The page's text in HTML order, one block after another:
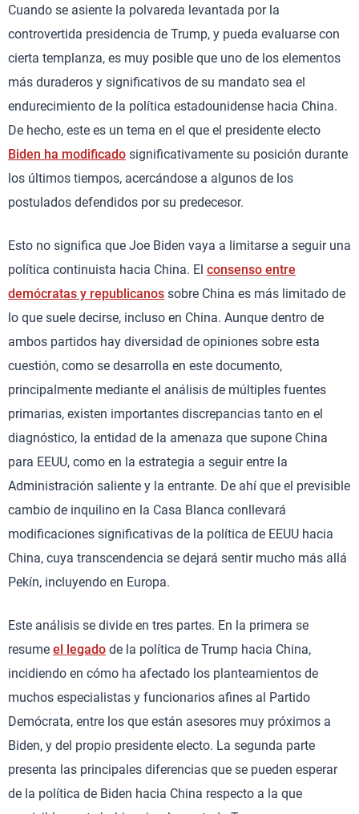
Cuando se asiente la polvareda levantada por la
controvertida presidencia de Trump, y pueda evaluarse con
cierta templanza, es muy posible que uno de los elementos
más duraderos y significativos de su mandato sea el
endurecimiento de la política estadounidense hacia China.
De hecho, este es un tema en el que el presidente electo
Biden ha modificado significativamente su posición durante
los últimos tiempos, acercándose a algunos de los
postulados defendidos por su predecesor.
Esto no significa que Joe Biden vaya a limitarse a seguir una
política continuista hacia China. El consenso entre
demócratas y republicanos sobre China es más limitado de
lo que suele decirse, incluso en China. Aunque dentro de
ambos partidos hay diversidad de opiniones sobre esta
cuestión, como se desarrolla en este documento,
principalmente mediante el análisis de múltiples fuentes
primarias, existen importantes discrepancias tanto en el
diagnóstico, la entidad de la amenaza que supone China
para EEUU, como en la estrategia a seguir entre la
Administración saliente y la entrante. De ahí que el previsible
cambio de inquilino en la Casa Blanca conllevará
modificaciones significativas de la política de EEUU hacia
China, cuya transcendencia se dejará sentir mucho más allá
Pekín, incluyendo en Europa.
Este análisis se divide en tres partes. En la primera se
resume el legado de la política de Trump hacia China,
incidiendo en cómo ha afectado los planteamientos de
muchos especialistas y funcionarios afines al Partido
Demócrata, entre los que están asesores muy próximos a
Biden, y del propio presidente electo. La segunda parte
presenta las principales diferencias que se pueden esperar
de la política de Biden hacia China respecto a la que